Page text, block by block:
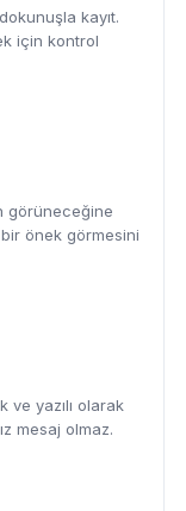
kayıt.
için kontrol
görüneceğine
önek görmesini
yazılı olarak
mesaj olmaz.